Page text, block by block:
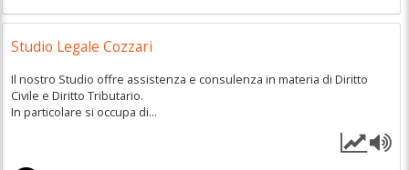
Studio Legale Cozzari
Il nostro Studio offre assistenza e consulenza in materia di Diritto
Civile e Diritto Tributario.
In particolare si occupa di...